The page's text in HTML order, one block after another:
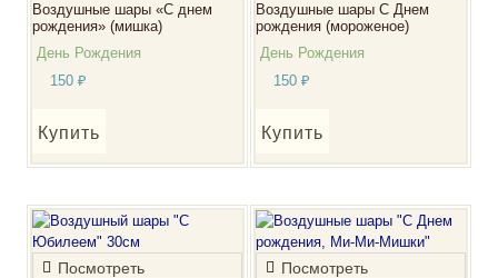
Воздушные шары «С днем
рождения» (мишка)
День Рождения
150 ₽
Купить
Воздушные шары С Днем
рождения (мороженое)
День Рождения
150 ₽
Купить
Посмотреть Посмотреть